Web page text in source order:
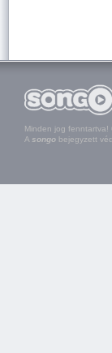
Minden jog fenntartva!
A songo bejegyzett